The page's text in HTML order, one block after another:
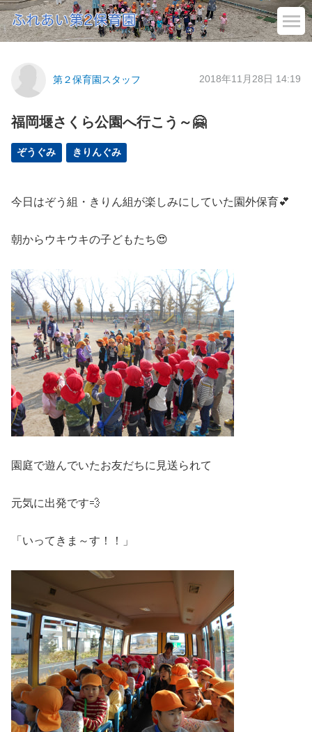
第２保育園スタッフ 2018年11月28日 14:19
福岡堰さくら公園へ行こう～🤗
ぞうぐみ きりんぐみ
今日はぞう組・きりん組が楽しみにしていた園外保育💕
朝からウキウキの子どもたち😍
園庭で遊んでいたお友だちに見送られて
元気に出発です💨
「いってきま～す！！」